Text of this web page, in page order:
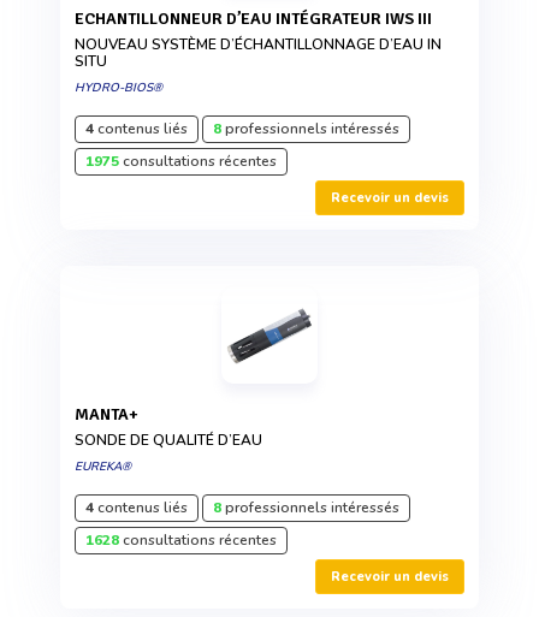
ECHANTILLONNEUR D’EAU INTÉGRATEUR IWS III
NOUVEAU SYSTÈME D’ÉCHANTILLONNAGE D’EAU IN
SITU
HYDRO-BIOS®
4contenus liés 8professionnels intéressés
1975consultations récentes
Recevoir un devis
MANTA+
SONDE DE QUALITÉ D’EAU
EUREKA®
4contenus liés 8professionnels intéressés
1628consultations récentes
Recevoir un devis